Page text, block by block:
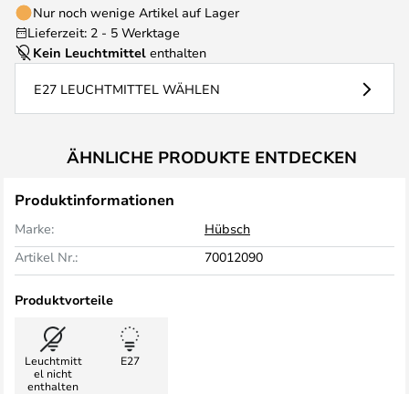
Nur noch wenige Artikel auf Lager
Lieferzeit: 2 - 5 Werktage
Kein Leuchtmittel enthalten
E27 LEUCHTMITTEL WÄHLEN
ÄHNLICHE PRODUKTE ENTDECKEN
Produktinformationen
Marke:
Hübsch
Artikel Nr.:
70012090
Produktvorteile
Leuchtmitt
el nicht
enthalten
E27